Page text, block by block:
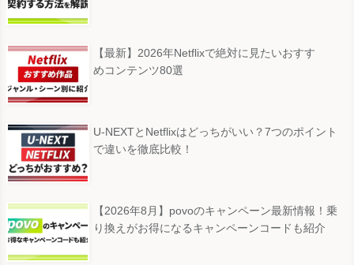
【最新】2026年Netflixで絶対に見たいおすす
めコンテンツ80選
U-NEXTとNetflixはどっちがいい？7つのポイント
で違いを徹底比較！
【2026年8月】povoのキャンペーン最新情報！乗
り換えがお得になるキャンペーンコードも紹介